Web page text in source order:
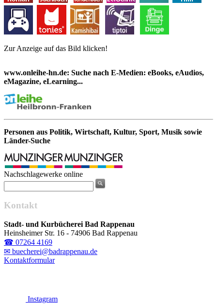
Zur Anzeige auf das Bild klicken!
www.onleihe-hn.de: Suche nach E-Medien: eBooks, eAudios,
eMagazine, eLearning...
Personen aus Politik, Wirtschaft, Kultur, Sport, Musik sowie
Länder-Suche
Nachschlagewerke online
Kontakt
Stadt- und Kurbücherei Bad Rappenau
Heinsheimer Str. 16 - 74906 Bad Rappenau
☎ 07264 4169
✉ buecherei@badrappenau.de
Kontaktformular
Instagram